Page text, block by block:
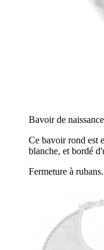
Bavoir de
Ce bavoir rond est
blanche, et bordé
Fermeture à rubans.